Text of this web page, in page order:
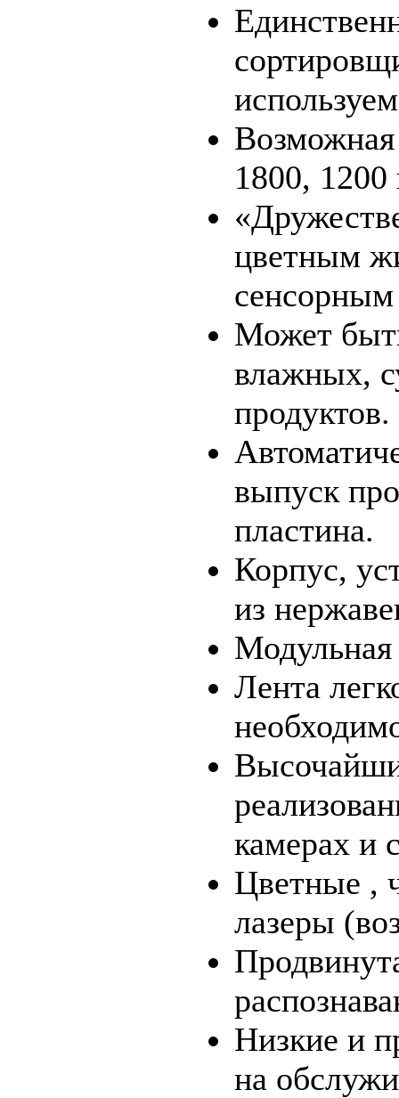
1800,
цветным
Может
влажных,
продуктов.
выпуск
пластина.
Корпус,
из
Модульная
Лента
камерах и
Цветные ,
лазеры
Низкие и
на